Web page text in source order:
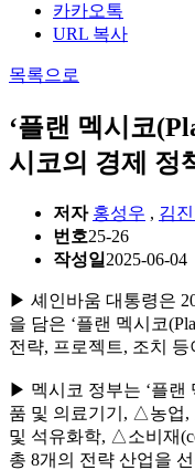
카카오톡
URL 복사
목록으로
‘플랜 멕시코
시코의 경제 정
저자 홍성우 , 김
번호25-26
작성일 2025-06-04
▶ 셰인바움 대통령은
을 담은 ‘플랜 멕시코
전략, 프로젝트, 조치
▶ 멕시코 정부는 ‘플
품 및 의료기기, △농
및 석유화학, △소비재
총 8개의 전략 산업을